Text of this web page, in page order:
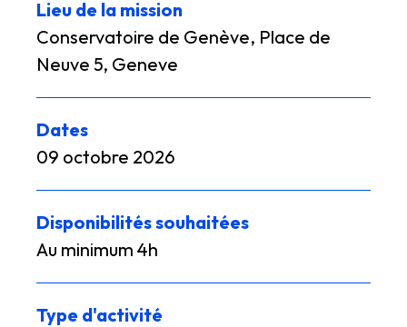
Lieu de la mission
Conservatoire de Genève, Place de
Neuve 5, Geneve
Dates
09 octobre 2026
Disponibilités souhaitées
Au minimum 4h
Type d'activité